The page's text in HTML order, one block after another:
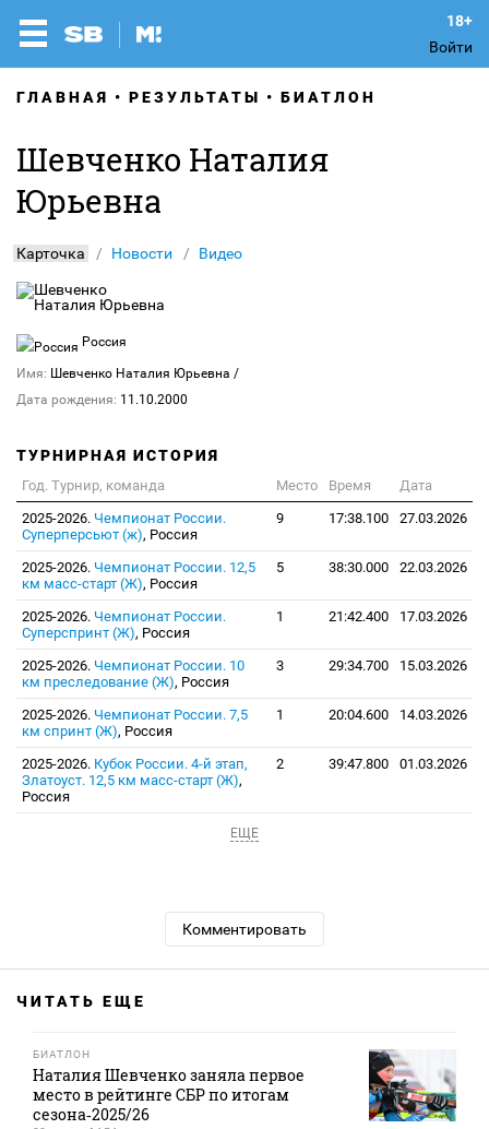
Войти
ГЛАВНАЯ РЕЗУЛЬТАТЫ БИАТЛОН
Шевченко Наталия
Юрьевна
Карточка Новости Видео
Россия
Имя: Шевченко Наталия Юрьевна /
Дата рождения: 11.10.2000
ТУРНИРНАЯ ИСТОРИЯ
Год. Турнир, команда Место Время
Дата
2025-2026. Чемпионат России.
Суперперсьют (ж), Россия
9 17:38.100 27.03.2026
2025-2026. Чемпионат России. 12,5
км масс-старт (Ж), Россия
5 38:30.000 22.03.2026
2025-2026. Чемпионат России.
Суперспринт (Ж), Россия
1 21:42.400 17.03.2026
2025-2026. Чемпионат России. 10
км преследование (Ж), Россия
3 29:34.700 15.03.2026
2025-2026. Чемпионат России. 7,5
км спринт (Ж), Россия
1 20:04.600 14.03.2026
2025-2026. Кубок России. 4-й этап,
Златоуст. 12,5 км масс-старт (Ж),
Россия
2 39:47.800 01.03.2026
ЕЩЕ
Комментировать
ЧИТАТЬ ЕЩЕ
БИАТЛОН
Наталия Шевченко заняла первое
место в рейтинге СБР по итогам
сезона‑2025/26